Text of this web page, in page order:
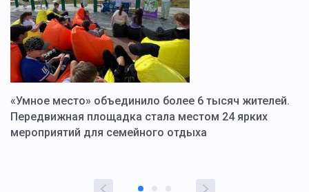
«Умное место» объединило более 6 тысяч жителей.
Передвижная площадка стала местом 24 ярких
мероприятий для семейного отдыха